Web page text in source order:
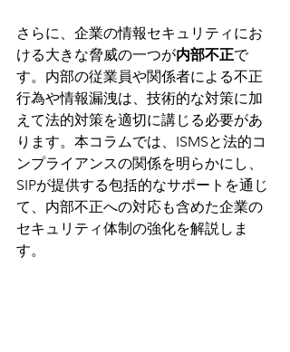
さらに、企業の情報セキュリティにお
ける大きな脅威の一つが内部不正で
す。内部の従業員や関係者による不正
行為や情報漏洩は、技術的な対策に加
えて法的対策を適切に講じる必要があ
ります。本コラムでは、ISMSと法的コ
ンプライアンスの関係を明らかにし、
SIPが提供する包括的なサポートを通じ
て、内部不正への対応も含めた企業の
セキュリティ体制の強化を解説しま
す。